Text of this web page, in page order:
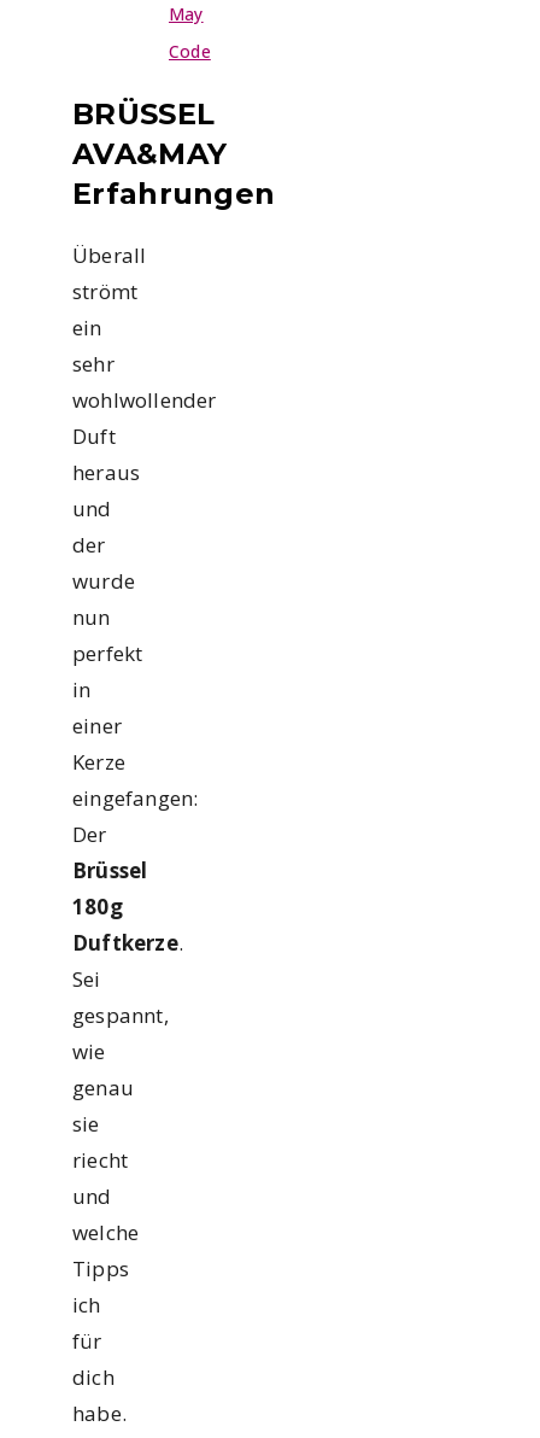
May
Code
BRÜSSEL
AVA&MAY
Erfahrungen
Überall
strömt
ein
sehr
wohlwollender
Duft
heraus
und
der
wurde
nun
perfekt
in
einer
Kerze
eingefangen:
Der
Brüssel
180g
Duftkerze.
Sei
gespannt,
wie
genau
sie
riecht
und
welche
Tipps
ich
für
dich
habe.